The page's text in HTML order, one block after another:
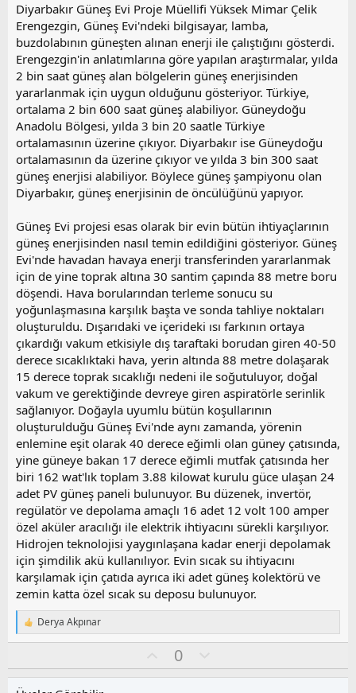
Diyarbakır Güneş Evi Proje Müellifi Yüksek Mimar Çelik
Erengezgin, Güneş Evi'ndeki bilgisayar, lamba,
buzdolabının güneşten alınan enerji ile çalıştığını gösterdi.
Erengezgin'in anlatımlarına göre yapılan araştırmalar, yılda
2 bin saat güneş alan bölgelerin güneş enerjisinden
yararlanmak için uygun olduğunu gösteriyor. Türkiye,
ortalama 2 bin 600 saat güneş alabiliyor. Güneydoğu
Anadolu Bölgesi, yılda 3 bin 20 saatle Türkiye
ortalamasının üzerine çıkıyor. Diyarbakır ise Güneydoğu
ortalamasının da üzerine çıkıyor ve yılda 3 bin 300 saat
güneş enerjisi alabiliyor. Böylece güneş şampiyonu olan
Diyarbakır, güneş enerjisinin de öncülüğünü yapıyor.
Güneş Evi projesi esas olarak bir evin bütün ihtiyaçlarının
güneş enerjisinden nasıl temin edildiğini gösteriyor. Güneş
Evi'nde havadan havaya enerji transferinden yararlanmak
için de yine toprak altına 30 santim çapında 88 metre boru
döşendi. Hava borularından terleme sonucu su
yoğunlaşmasına karşılık başta ve sonda tahliye noktaları
oluşturuldu. Dışarıdaki ve içerideki ısı farkının ortaya
çıkardığı vakum etkisiyle dış taraftaki borudan giren 40-50
derece sıcaklıktaki hava, yerin altında 88 metre dolaşarak
15 derece toprak sıcaklığı nedeni ile soğutuluyor, doğal
vakum ve gerektiğinde devreye giren aspiratörle serinlik
sağlanıyor. Doğayla uyumlu bütün koşullarının
oluşturulduğu Güneş Evi'nde aynı zamanda, yörenin
enlemine eşit olarak 40 derece eğimli olan güney çatısında,
yine güneye bakan 17 derece eğimli mutfak çatısında her
biri 162 wat'lık toplam 3.88 kilowat kurulu güce ulaşan 24
adet PV güneş paneli bulunuyor. Bu düzenek, invertör,
regülatör ve depolama amaçlı 16 adet 12 volt 100 amper
özel aküler aracılığı ile elektrik ihtiyacını sürekli karşılıyor.
Hidrojen teknolojisi yaygınlaşana kadar enerji depolamak
için şimdilik akü kullanılıyor. Evin sıcak su ihtiyacını
karşılamak için çatıda ayrıca iki adet güneş kolektörü ve
zemin katta özel sıcak su deposu bulunuyor.
T
e
i
Derya Akpınar
y
0
l